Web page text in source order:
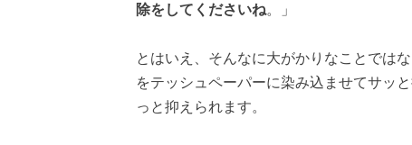
除をしてくださいね。」
とはいえ、そんなに大がかりなことでは
をテッシュペーパーに染み込ませてサッ
っと抑えられます。